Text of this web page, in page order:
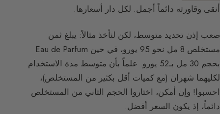
أنقى وقاورته دائماً أجمل. لكل دار أسعارها.
صعب إذن تحديد متوسط، لكن لنأخذ مثالاً: يبلغ ثمن
مستخلص 8 مل نحو 95 يورو، في حين Eau de Parfum
بحجم 30 مل بـ52 يورو. علماً بأن متوسط مدة الاستخدام
لكليهما شهران (مع كميات أقل بكثير من المستخلص)،
احسبوا! وإن أمكن، اختاروا الحجم الثاني من المستخلص
دائماً، إذ يكون السعر أفضل.